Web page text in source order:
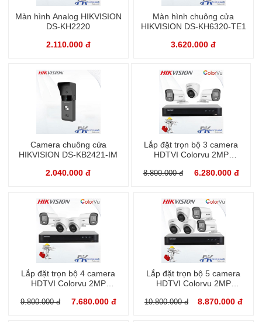
Màn hình Analog HIKVISION
DS-KH2220
2.110.000 đ
Màn hình chuông cửa
HIKVISION DS-KH6320-TE1
3.620.000 đ
Camera chuông cửa
HIKVISION DS-KB2421-IM
2.040.000 đ
Lắp đặt trọn bộ 3 camera
HDTVI Colorvu 2MP
8.800.000 đ 6.280.000 đ
Lắp đặt trọn bộ 4 camera
HDTVI Colorvu 2MP
9.800.000 đ 7.680.000 đ
Lắp đặt trọn bộ 5 camera
HDTVI Colorvu 2MP
10.800.000 đ 8.870.000 đ